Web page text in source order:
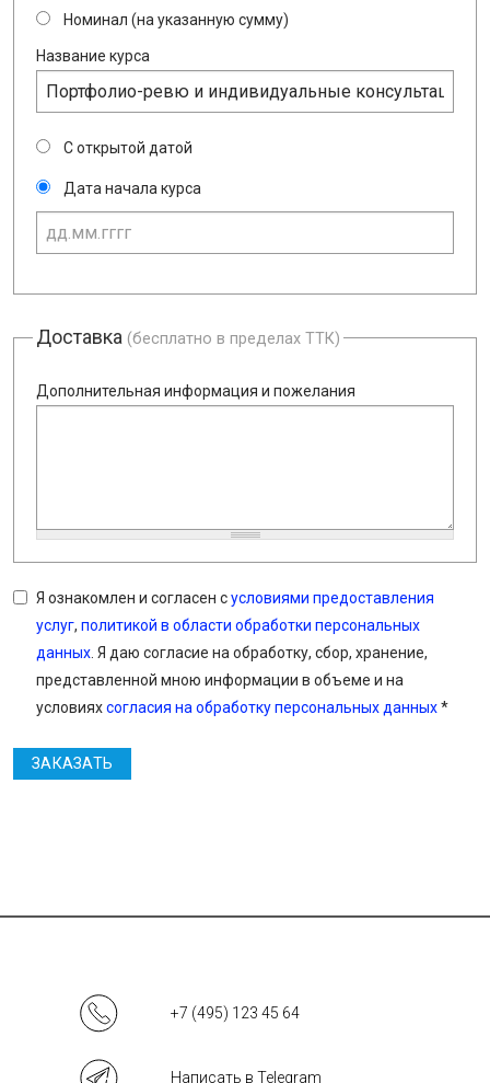
Номинал (на указанную сумму)
Название курса
С открытой датой
Дата начала курса
Доставка (бесплатно в пределах ТТК)
Дополнительная информация и пожелания
Я ознакомлен и согласен сусловиями предоставления
услуг, политикой в области обработки персональных
данных . Я даю согласие на обработку, сбор, хранение,
представленной мною информации в объеме и на
условияхсогласия на обработку персональных данных*
ЗАКАЗАТЬ
+7 (495) 123 45 64
Написать в Telegram